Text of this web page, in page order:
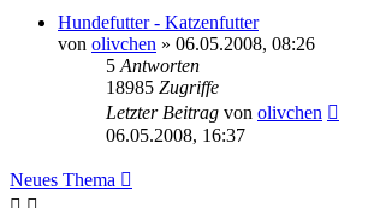
Hundefutter - Katzenfutter
von olivchen » 06.05.2008, 08:26
5 Antworten
18985 Zugriffe
Letzter Beitrag von olivchen
06.05.2008, 16:37
Neues Thema